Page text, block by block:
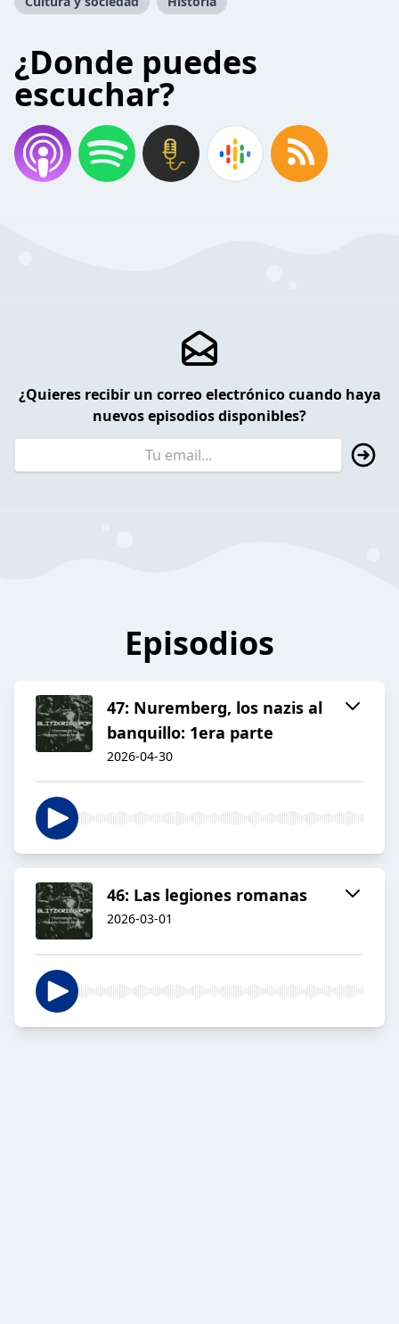
¿Donde puedes
escuchar?
¿Quieres recibir un correo electrónico cuando haya
nuevos episodios disponibles?
Episodios
47: Nuremberg, los nazis al
banquillo: 1era parte
2026-04-30
46: Las legiones romanas
2026-03-01